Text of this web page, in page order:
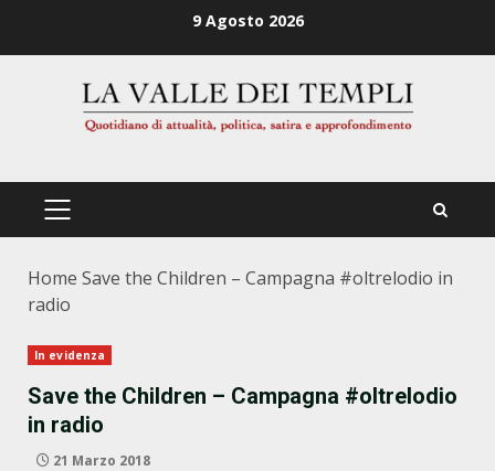
9 Agosto 2026
PRIMÄRES
Home Save the Children – Campagna #oltrelodio in
radio
In evidenza
Save the Children – Campagna #oltrelodio
in radio
21 Marzo 2018